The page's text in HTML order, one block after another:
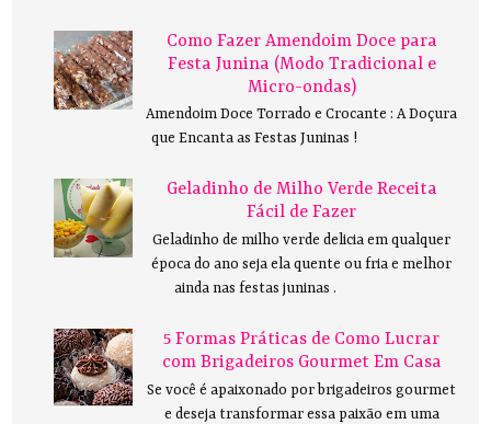
Como Fazer Amendoim Doce para
Festa Junina (Modo Tradicional e
Micro-ondas)
Amendoim Doce Torrado e Crocante : A Doçura
que Encanta as Festas Juninas !
Geladinho de Milho Verde Receita
Fácil de Fazer
Geladinho de milho verde delicia em qualquer
época do ano seja ela quente ou fria e melhor
ainda nas festas juninas .
5 Formas Práticas de Como Lucrar
com Brigadeiros Gourmet Em Casa
Se você é apaixonado por brigadeiros gourmet
e deseja transformar essa paixão em uma